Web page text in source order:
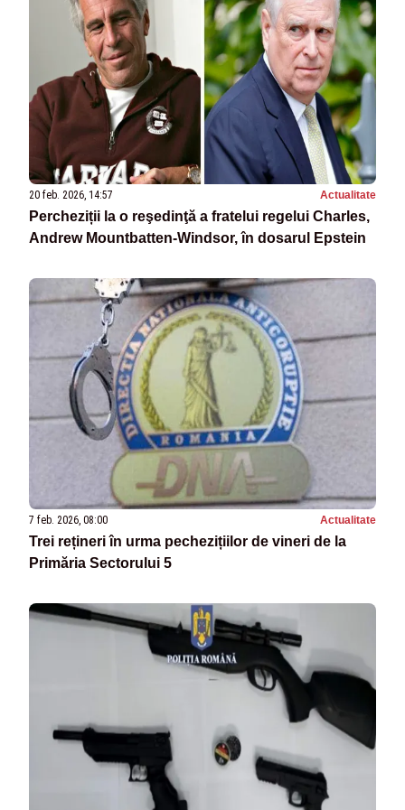
20 feb. 2026, 14:57 Actualitate
Percheziții la o reşedinţă a fratelui regelui Charles,
Andrew Mountbatten-Windsor, în dosarul Epstein
7 feb. 2026, 08:00 Actualitate
Trei rețineri în urma pechezițiilor de vineri de la
Primăria Sectorului 5